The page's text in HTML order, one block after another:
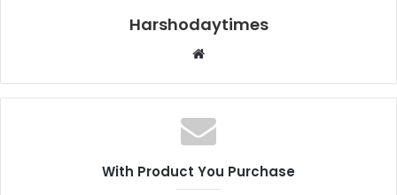
Harshodaytimes
Website
With Product You Purchase